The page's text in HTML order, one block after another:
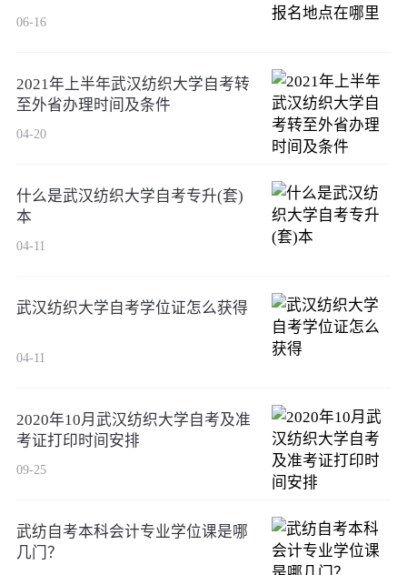
06-16
2021年上半年武汉纺织大学自考转
至外省办理时间及条件
04-20
什么是武汉纺织大学自考专升(套)
本
04-11
武汉纺织大学自考学位证怎么获得
04-11
2020年10月武汉纺织大学自考及准
考证打印时间安排
09-25
武纺自考本科会计专业学位课是哪
几门？